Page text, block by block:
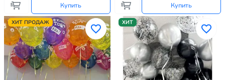
Купить Купить
ХИТ ПРОДАЖ ХИТ